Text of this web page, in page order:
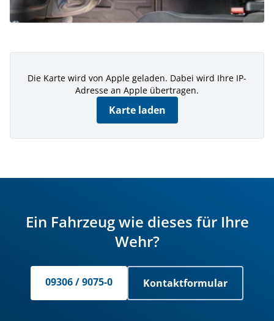
Die Karte wird von Apple geladen. Dabei wird Ihre IP-
Adresse an Apple übertragen.
Karte laden
Ein Fahrzeug wie dieses für Ihre
Wehr?
09306 / 9075-0 Kontaktformular